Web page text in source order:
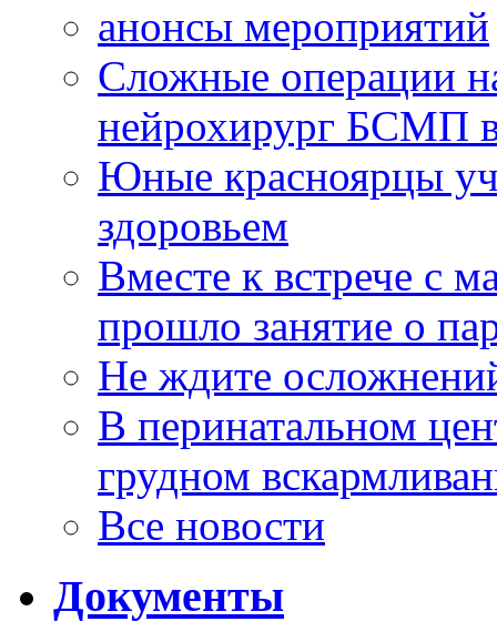
анонсы мероприятий
Сложные операции
нейрохирург БСМП
Юные красноярцы
здоровьем
Вместе к встрече с
прошло занятие о
Не ждите
В перинатальном
грудном
Все новости
Документы